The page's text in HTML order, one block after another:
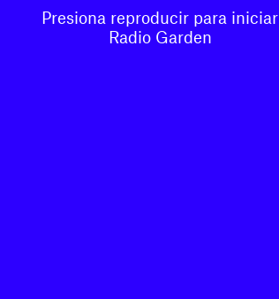
Presiona reproducir para iniciar
Radio Garden